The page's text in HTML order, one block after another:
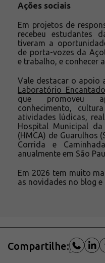
Ações sociais
Em projetos de
recebeu estudantes
tiveram a
de porta-vozes da
e trabalho, e conhecer
Vale destacar o apoio
Laboratório Encantado
que promoveu
conhecimento,
atividades lúdicas,
Hospital Municipal
(HMCA) de Guarulhos
Corrida e
anualmente em São
Em 2026 tem muito
as novidades no blog e
Compartilhe: